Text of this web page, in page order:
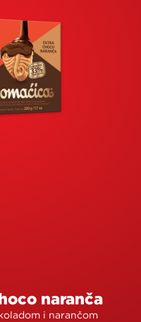
naranča
i narančom